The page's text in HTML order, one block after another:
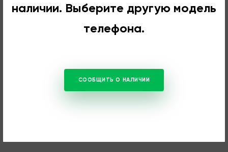
наличии. Выберите другую модель
телефона.
СООБЩИТЬ О НАЛИЧИИ